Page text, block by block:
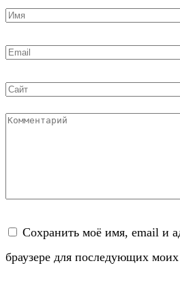
Имя
Email
Сайт
Комментарий
Сохранить моё имя, email и
браузере для последующих